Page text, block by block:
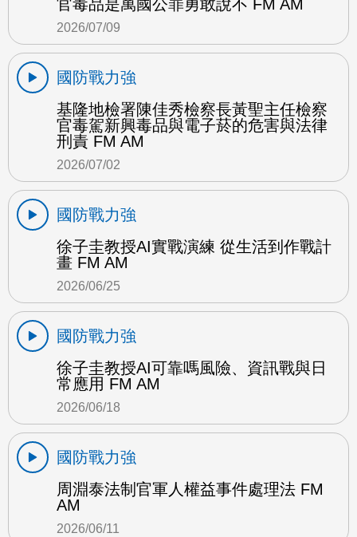
官毒品是萬國公罪勇敢說不 FM AM
2026/07/09
國防戰力強
基隆地檢署陳佳秀檢察長黃聖主任檢察
官毒駕新興毒品與電子菸的危害與法律
刑責 FM AM
2026/07/02
國防戰力強
徐子圭教授AI實戰演練 從生活到作戰計
畫 FM AM
2026/06/25
國防戰力強
徐子圭教授AI可靠嗎風險、資訊戰與日
常應用 FM AM
2026/06/18
國防戰力強
周淵泰法制官軍人權益事件處理法 FM
AM
2026/06/11